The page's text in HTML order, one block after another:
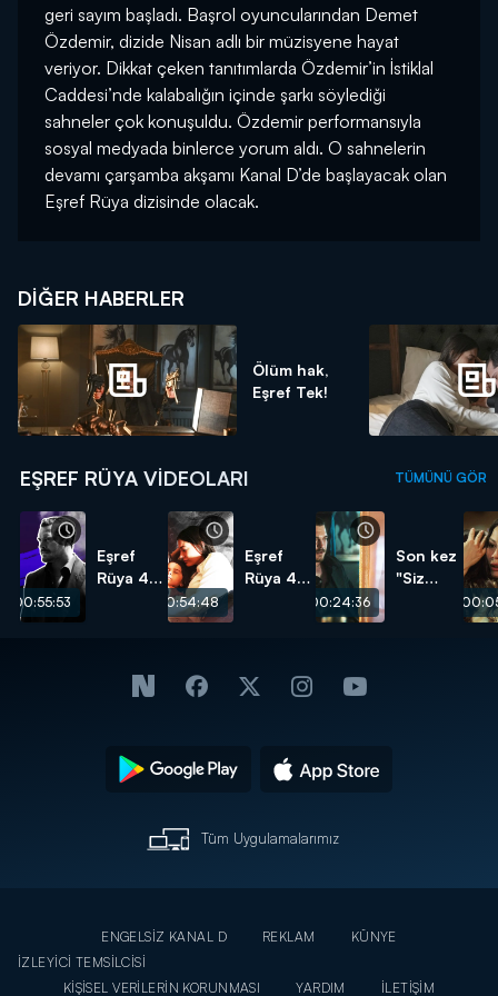
geri sayım başladı. Başrol oyuncularından Demet
Özdemir, dizide Nisan adlı bir müzisyene hayat
veriyor. Dikkat çeken tanıtımlarda Özdemir’in İstiklal
Caddesi’nde kalabalığın içinde şarkı söylediği
sahneler çok konuşuldu. Özdemir performansıyla
sosyal medyada binlerce yorum aldı. O sahnelerin
devamı çarşamba akşamı Kanal D’de başlayacak olan
Eşref Rüya dizisinde olacak.
DIĞER HABERLER
Ölüm hak,
Eşref Tek!
EŞREF RÜYA VIDEOLARI TÜMÜNÜ GÖR
00:55:53
Eşref
Rüya 47.
00:54:48
Eşref
Rüya 47.
00:24:36
Son kez
"Siz
Tüm Uygulamalarımız
ENGELSİZ KANAL D REKLAM
KÜNYE
İZLEYİCİ TEMSİLCİSİ
KİŞİSEL VERİLERİN KORUNMASI
YARDIM İLETİŞİM